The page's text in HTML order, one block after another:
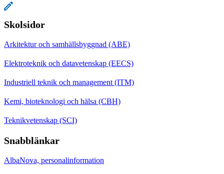
Skolsidor
Arkitektur och samhällsbyggnad (ABE)
Elektroteknik och datavetenskap (EECS)
Industriell teknik och management (ITM)
Kemi, bioteknologi och hälsa (CBH)
Teknikvetenskap (SCI)
Snabblänkar
AlbaNova, personalinformation